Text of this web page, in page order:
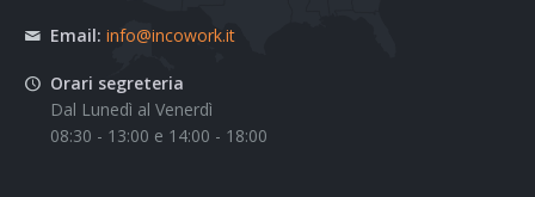
Email: info@incowork.it
Orari segreteria
Dal Lunedì al Venerdì
08:30 - 13:00 e 14:00 - 18:00